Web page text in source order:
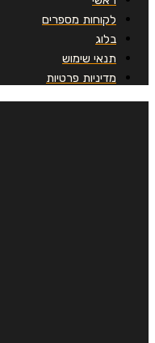
לקוחות מספרים
בלוג
תנאי שימוש
מדיניות פרטיות